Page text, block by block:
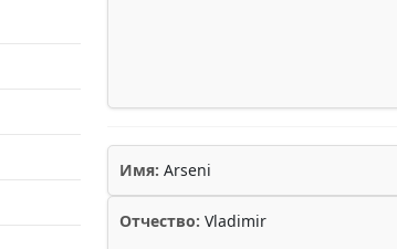
Имя: Arseni
Отчество: Vladimir